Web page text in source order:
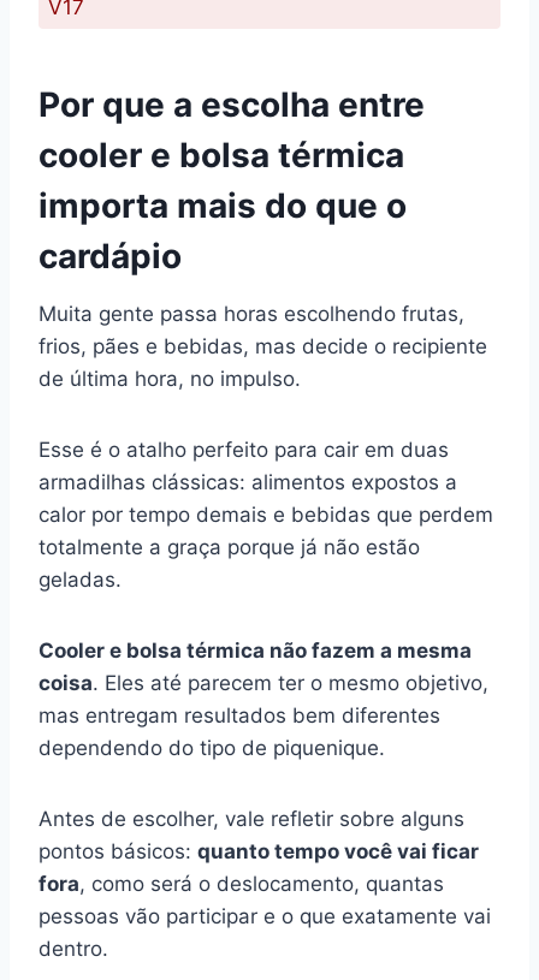
V17
Por que a escolha entre
cooler e bolsa térmica
importa mais do que o
cardápio
Muita gente passa horas escolhendo frutas,
frios, pães e bebidas, mas decide o recipiente
de última hora, no impulso.
Esse é o atalho perfeito para cair em duas
armadilhas clássicas: alimentos expostos a
calor por tempo demais e bebidas que perdem
totalmente a graça porque já não estão
geladas.
Cooler e bolsa térmica não fazem a mesma
coisa. Eles até parecem ter o mesmo objetivo,
mas entregam resultados bem diferentes
dependendo do tipo de piquenique.
Antes de escolher, vale refletir sobre alguns
pontos básicos: quanto tempo você vai ficar
fora, como será o deslocamento, quantas
pessoas vão participar e o que exatamente vai
dentro.